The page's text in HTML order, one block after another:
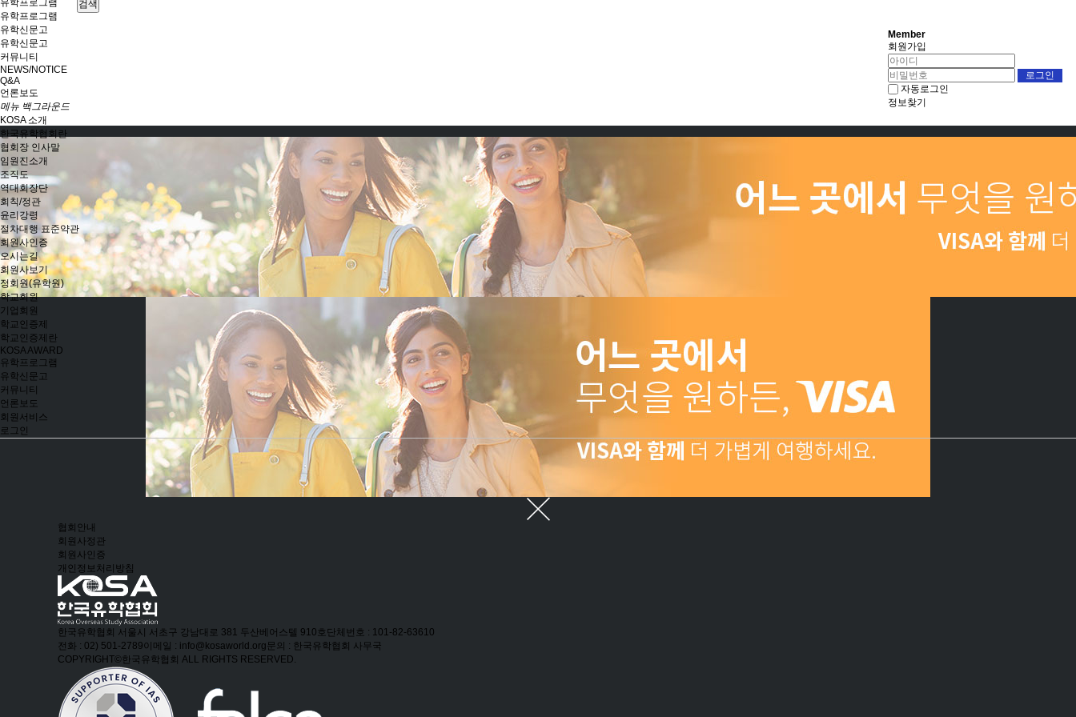
유학프로그램
유학프로그램
유학신문고
유학신문고
커뮤니티
NEWS/NOTICE
Q&A
언론보도
메뉴 백그라운드
KOSA 소개
한국유학협회란
협회장 인사말
임원진소개
조직도
역대회장단
회칙/정관
윤리강령
절차대행 표준약관
회원사인증
오시는길
회원사보기
정회원(유학원)
학교회원
기업회원
학교인증제
학교인증제란
KOSA AWARD
유학프로그램
유학신문고
커뮤니티
언론보도
회원서비스
로그인
검색
Member
회원가입
자동로그인
정보찾기
협회안내
회원사정관
회원사인증
개인정보처리방침
한국유학협회 서울시 서초구 강남대로 381 두산베어스텔 910호 단체번호 : 101-82-63610
전화 : 02) 501-2789이메일 : info@kosaworld.org문의 : 한국유학협회 사무국
COPYRIGHT©한국유학협회 ALL RIGHTS RESERVED.